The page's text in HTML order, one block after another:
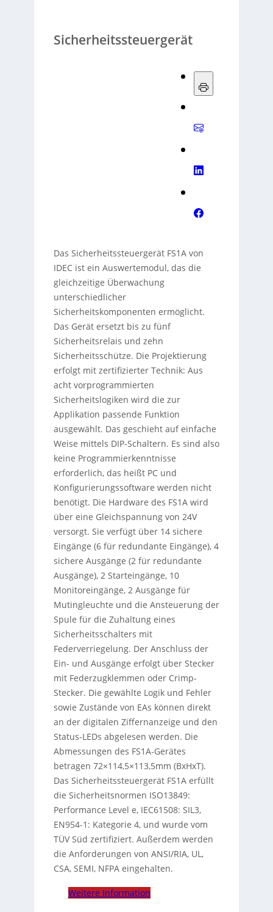
Sicherheitssteuergerät
Das Sicherheitssteuergerät FS1A von
IDEC ist ein Auswertemodul, das die
gleichzeitige Überwachung
unterschiedlicher
Sicherheitskomponenten ermöglicht.
Das Gerät ersetzt bis zu fünf
Sicherheitsrelais und zehn
Sicherheitsschütze. Die Projektierung
erfolgt mit zertifizierter Technik: Aus
acht vorprogrammierten
Sicherheitslogiken wird die zur
Applikation passende Funktion
ausgewählt. Das geschieht auf einfache
Weise mittels DIP-Schaltern. Es sind also
keine Programmierkenntnisse
erforderlich, das heißt PC und
Konfigurierungssoftware werden nicht
benötigt. Die Hardware des FS1A wird
über eine Gleichspannung von 24V
versorgt. Sie verfügt über 14 sichere
Eingänge (6 für redundante Eingänge), 4
sichere Ausgänge (2 für redundante
Ausgänge), 2 Starteingänge, 10
Monitoreingänge, 2 Ausgänge für
Mutingleuchte und die Ansteuerung der
Spule für die Zuhaltung eines
Sicherheitsschalters mit
Federverriegelung. Der Anschluss der
Ein- und Ausgänge erfolgt über Stecker
mit Federzugklemmen oder Crimp-
Stecker. Die gewählte Logik und Fehler
sowie Zustände von EAs können direkt
an der digitalen Ziffernanzeige und den
Status-LEDs abgelesen werden. Die
Abmessungen des FS1A-Gerätes
betragen 72×114,5×113,5mm (BxHxT).
Das Sicherheitssteuergerät FS1A erfüllt
die Sicherheitsnormen ISO13849:
Performance Level e, IEC61508: SIL3,
EN954-1: Kategorie 4, und wurde vom
TÜV Süd zertifiziert. Außerdem werden
die Anforderungen von ANSI/RIA, UL,
CSA, SEMI, NFPA eingehalten.
Weitere Information